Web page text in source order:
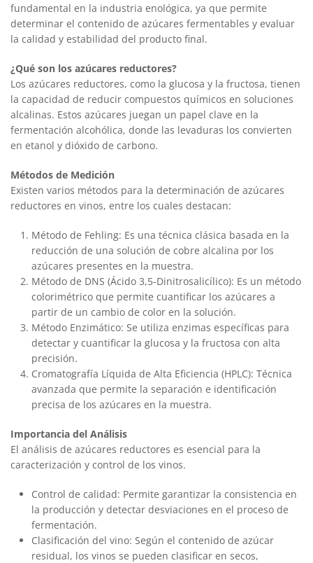
fundamental en la industria enológica, ya que permite
determinar el contenido de azúcares fermentables y evaluar
la calidad y estabilidad del producto final.
¿Qué son los azúcares reductores?
Los azúcares reductores, como la glucosa y la fructosa, tienen
la capacidad de reducir compuestos químicos en soluciones
alcalinas. Estos azúcares juegan un papel clave en la
fermentación alcohólica, donde las levaduras los convierten
en etanol y dióxido de carbono.
Métodos de Medición
Existen varios métodos para la determinación de azúcares
reductores en vinos, entre los cuales destacan:
Método de Fehling: Es una técnica clásica basada en la
reducción de una solución de cobre alcalina por los
azúcares presentes en la muestra.
Método de DNS (Ácido 3,5-Dinitrosalicílico): Es un método
colorimétrico que permite cuantificar los azúcares a
partir de un cambio de color en la solución.
Método Enzimático: Se utiliza enzimas específicas para
detectar y cuantificar la glucosa y la fructosa con alta
precisión.
Cromatografía Líquida de Alta Eficiencia (HPLC): Técnica
avanzada que permite la separación e identificación
precisa de los azúcares en la muestra.
Importancia del Análisis
El análisis de azúcares reductores es esencial para la
caracterización y control de los vinos.
Control de calidad: Permite garantizar la consistencia en
la producción y detectar desviaciones en el proceso de
fermentación.
Clasificación del vino: Según el contenido de azúcar
residual, los vinos se pueden clasificar en secos,